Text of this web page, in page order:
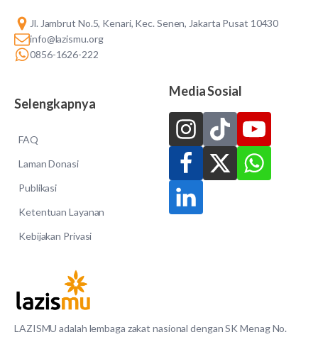
LAZISMU adalah lembaga zakat nasional dengan SK Menag No.
Jl. Jambrut No.5, Kenari, Kec. Senen, Jakarta Pusat 10430
info@lazismu.org
0856-1626-222
Selengkapnya
FAQ
Laman Donasi
Publikasi
Ketentuan Layanan
Kebijakan Privasi
Media Sosial